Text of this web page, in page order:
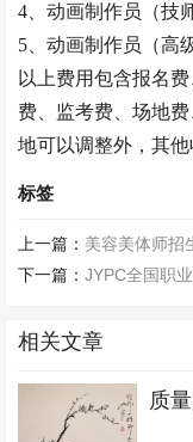
4 、动画制作员（技
5 、动画制作员（高
以上费用包含报名
费、监考费、场地
地可以调整外，其他
标签
上一篇： 美容美体师招
下一篇：JYPC全国职
相关文章
质